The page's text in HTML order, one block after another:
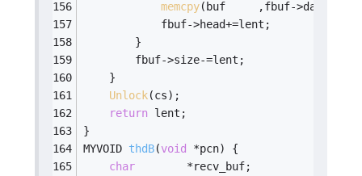
memcpy(buf     ,fbuf-
            fbuf->head+=lent;
        }
        fbuf->size-=lent;
    }
Unlock(cs);
return lent;
}
MYVOID thdB(void *pcn)
{
char
        *recv_buf;